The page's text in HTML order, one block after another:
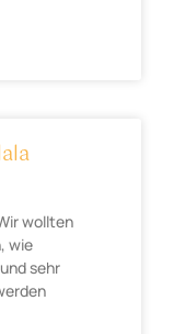
wollten
wie
sehr